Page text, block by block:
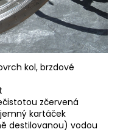
kol, brzdové
zčervená
kartáček
destilovanou) vodou